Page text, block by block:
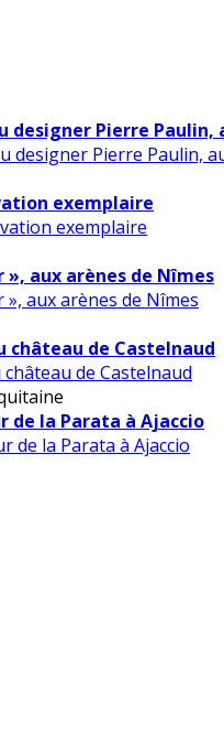
designer Pierre
exemplaire
aux arènes de Nîmes
de Castelnaud
de la Parata à Ajaccio